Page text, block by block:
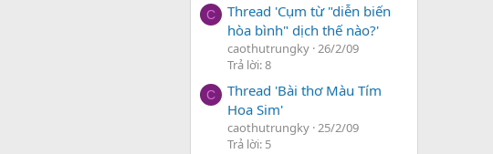
C
Thread 'Cụm từ "diễn biến
hòa bình" dịch thế nào?'
caothutrungky 26/2/09
Trả lời: 8
C
Thread 'Bài thơ Màu Tím
Hoa Sim'
caothutrungky 25/2/09
Trả lời: 5